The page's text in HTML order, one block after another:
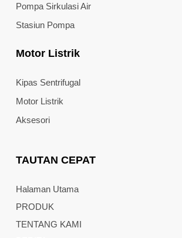
Pompa Sirkulasi Air
Stasiun Pompa
Motor Listrik
Kipas Sentrifugal
Motor Listrik
Aksesori
TAUTAN CEPAT
Halaman Utama
PRODUK
TENTANG KAMI